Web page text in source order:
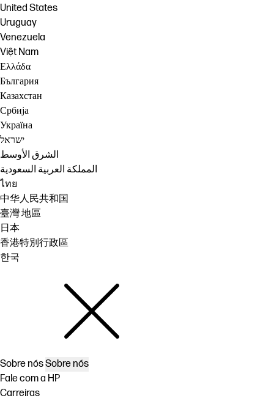
United States
Uruguay
Venezuela
Việt Nam
Ελλάδα
България
Казахстан
Србија
Україна
ישראל
الشرق الأوسط
المملكة العربية السعودية
ไทย
中华人民共和国
臺灣 地區
日本
香港特別行政區
한국
Sobre nósSobre nós
Fale com a HP
Carreiras